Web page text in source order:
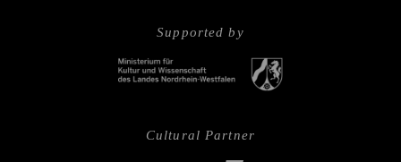
Supported by
Cultural Partner